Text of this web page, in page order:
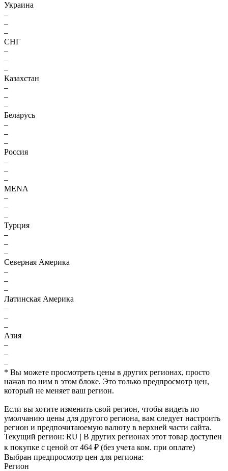
Украина
–
–
–
СНГ
–
–
–
Казахстан
–
–
–
Беларусь
–
–
–
Россия
–
–
–
MENA
–
–
–
Турция
–
–
–
Северная Америка
–
–
–
Латинская Америка
–
–
–
Азия
–
–
–
* Вы можете просмотреть цены в других регионах, просто
нажав по ним в этом блоке. Это только предпросмотр цен,
который не меняет ваш регион.
Если вы хотите изменить свой регион, чтобы видеть по
умолчанию цены для другого региона, вам следует настроить
регион и предпочитаюемую валюту в верхней части сайта.
Текущий регион: RU | В других регионах этот товар доступен
к покупке с ценой от 464 ₽ (без учета ком. при оплате)
Выбран предпросмотр цен для региона:
Регион